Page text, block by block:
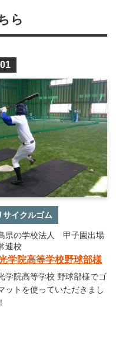
ら
サイクルゴム
県の学校法人 甲子園出場
連校
学院高等学校野球部様
学院高等学校 野球部様でゴ
ットを使っていただきまし